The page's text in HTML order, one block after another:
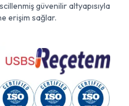
güvenilir altyapısıyla
erişim sağlar.